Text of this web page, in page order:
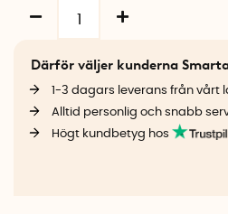
Därför väljer kunderna
1-3 dagars leverans från vårt
Alltid personlig och snabb
Högt kundbetyg hos